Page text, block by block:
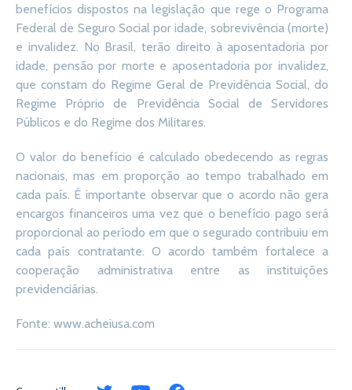
benefícios dispostos na legislação que rege o Programa
Federal de Seguro Social por idade, sobrevivência (morte)
e invalidez. No Brasil, terão direito à aposentadoria por
idade, pensão por morte e aposentadoria por invalidez,
que constam do Regime Geral de Previdência Social, do
Regime Próprio de Previdência Social de Servidores
Públicos e do Regime dos Militares.
O valor do benefício é calculado obedecendo as regras
nacionais, mas em proporção ao tempo trabalhado em
cada país. É importante observar que o acordo não gera
encargos financeiros uma vez que o benefício pago será
proporcional ao período em que o segurado contribuiu em
cada país contratante. O acordo também fortalece a
cooperação administrativa entre as instituições
previdenciárias.
Fonte: www.acheiusa.com